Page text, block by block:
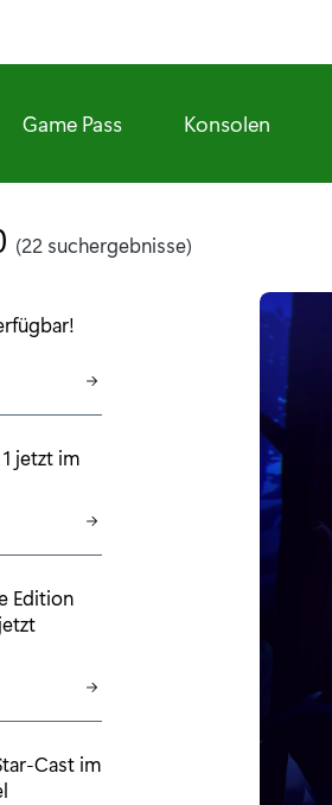
Game Pass Konsolen
(22 suchergebnisse)
jetzt im
Edition
Cast im